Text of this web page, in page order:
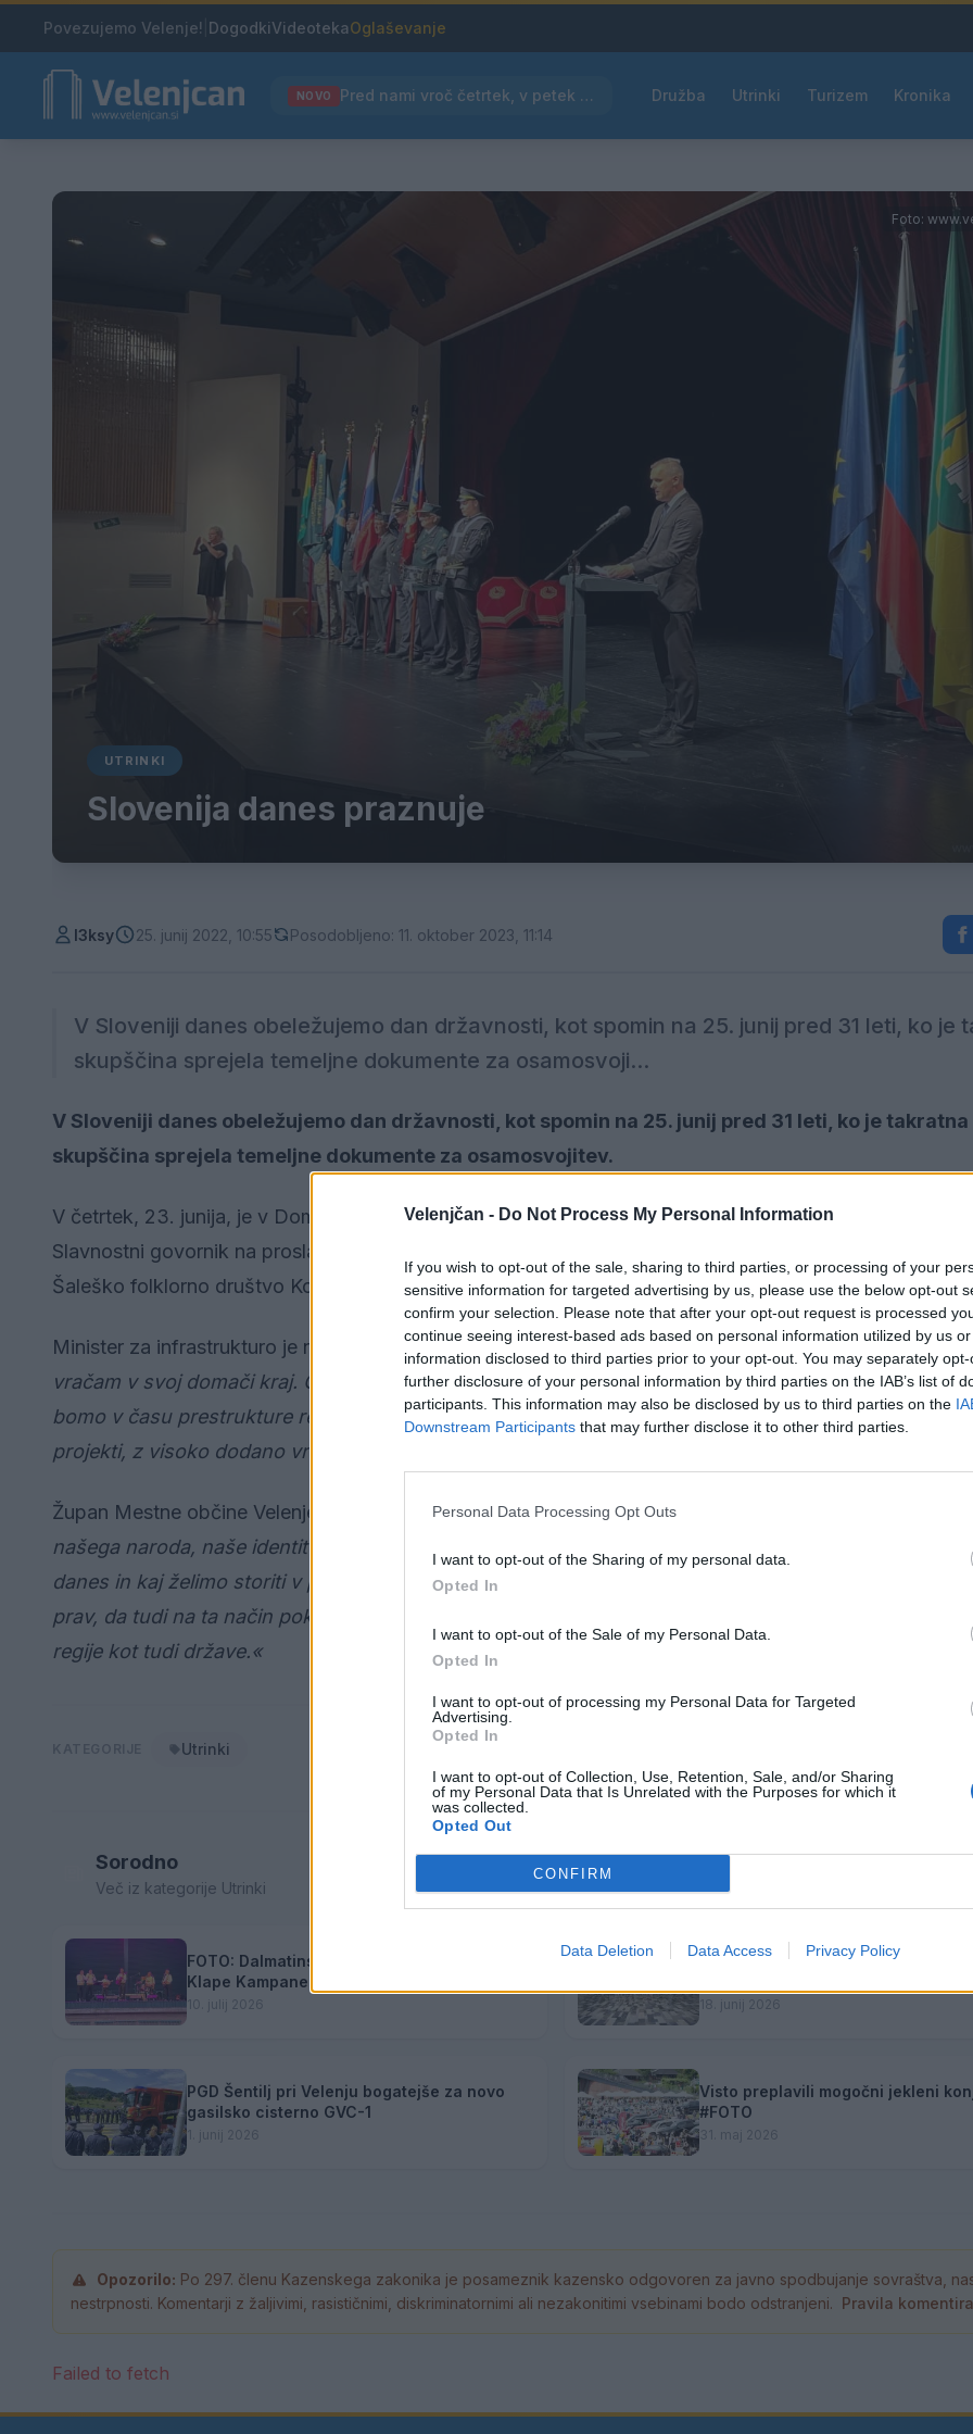
Velenjčan - Do Not Process My Personal Information
If you wish to opt-out of the sale, sharing to third parties, or processing of your
sensitive information for targeted advertising by us, please use the below opt-out
confirm your selection. Please note that after your opt-out request is processed
continue seeing interest-based ads based on personal information utilized by us
information disclosed to third parties prior to your opt-out. You may separately
further disclosure of your personal information by third parties on the IAB’s list of
participants. This information may also be disclosed by us to third parties on the
Downstream Participants that may further disclose it to other third parties.
Personal Data Processing Opt Outs
I want to opt-out of the Sharing of my personal data.
Opted In
I want to opt-out of the Sale of my Personal Data.
Opted In
I want to opt-out of processing my Personal Data for Targeted
Advertising.
Opted In
I want to opt-out of Collection, Use, Retention, Sale, and/or Sharing
of my Personal Data that Is Unrelated with the Purposes for which it
was collected.
Opted Out
CONFIRM
Data Deletion Data Access Privacy Policy
Povezujemo Velenje! DogodkiVideotekaOglaševanje
NOVO Pred nami vroč četrtek, v petek osvežitev Družba Utrinki Turizem Kronika
Foto:
UTRINKI
Slovenija danes praznuje
l3ksy 25. junij 2022, 10:55 Posodobljeno: 11. oktober 2023, 11:14
V Sloveniji danes obeležujemo dan državnosti, kot spomin na 25. junij pred 31 leti, ko je
skupščina sprejela temeljne dokumente za osamosvoji...
V Sloveniji danes obeležujemo dan državnosti, kot spomin na 25. junij pred 31 leti, ko je takratna
skupščina sprejela temeljne dokumente za osamosvojitev.
V četrtek, 23. junija, je v Domu kulture Velenje potekala osrednja občinska slovesnost ob dnevu
Slavnostni govornik na proslavi je bil minister za infrastrukturo
Šaleško folklorno društvo Koleda.
Minister za infrastrukturo je na proslavi izrazil veselje nad povabilom velenjskega župana, »vedno se
vračam v svoj domači kraj. Ob tem dnevu bi predvsem Velenjčankam in Velenjčanom rad sporočil,
bomo v času prestrukture regije trudili dosledno spoštovati načelo pravičnosti in odpirati upanja z
projekti, z visoko dodano vrednostjo. Želimo si, da bi se ljudje počutili varno glede svoje prihodnosti.«
Župan Mestne občine Velenje Peter Dermolje dodal:»S praznovanjem tega dne izkazujemo
našega naroda, naše identitete, po drugi strani pa je to dobra priložnost, da pogledamo, kje
danes in kaj želimo storiti v prihodnje. Ni naključje, da sem danes povabil ministra Kumra - zdelo se
prav, da tudi na ta način pokažemo medsebojno spoštovanje in pripravljenost na sodelovanje, tako
regije kot tudi države.«
Utrinki
Sorodno
Več iz kategorije Utrinki
FOTO: Dalmatinski večer na Visti v družbi
Klape Kampanel #utrinek
10. julij 2026
Velenjski župan sprejel odlične
18. junij 2026
PGD Šentilj pri Velenju bogatejše za novo
gasilsko cisterno GVC-1
1. junij 2026
Visto preplavili mogočni jekleni
#FOTO
31. maj 2026
Opozorilo: Po 297. členu Kazenskega zakonika je posameznik kazensko odgovoren za javno spodbujanje sovraštva,
nestrpnosti. Komentarji z žaljivimi, rasističnimi, diskriminatornimi ali nezakonitimi vsebinami bodo odstranjeni. Pravila
Failed to fetch